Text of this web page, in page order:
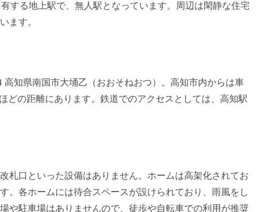
する地上駅で、無人駅となっています。周辺は閑静な住宅
ます。
知県南国市大埇乙（おおそねおつ）。高知市内からは車
どの距離にあります。鉄道でのアクセスとしては、高知駅
札口といった設備はありません。ホームは高架化されてお
。各ホームには待合スペースが設けられており、雨風をし
や駐車場はありませんので、徒歩や自転車での利用が推奨